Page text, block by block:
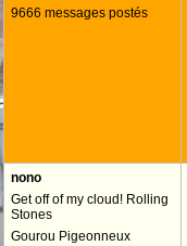
9666 messages postés
nono
Get off of my cloud! Rolling
Stones
Gourou Pigeonneux